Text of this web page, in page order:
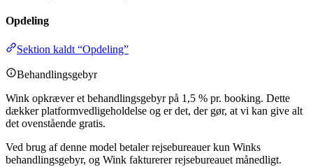
Opdeling
Sektion kaldt “Opdeling”
Behandlingsgebyr
Wink opkræver et behandlingsgebyr på 1,5 % pr. booking. Dette
dækker platformvedligeholdelse og er det, der gør, at vi kan give alt
det ovenstående gratis.
Ved brug af denne model betaler rejsebureauer kun Winks
behandlingsgebyr, og Wink fakturerer rejsebureauet månedligt.